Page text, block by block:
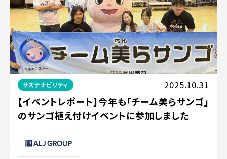
サステナビリティ 2025.10.31
【イベントレポート】今年も「チーム美らサンゴ」
のサンゴ植え付けイベントに参加しました